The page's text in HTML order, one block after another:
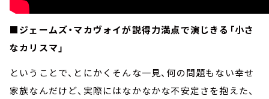
■ジェームズ・マカヴォイが説得力満点で演じきる「小さ
なカリスマ」
ということで、とにかくそんな一見、何の問題もない幸せ
家族なんだけど、実際にはなかなかな不安定さを抱えた、